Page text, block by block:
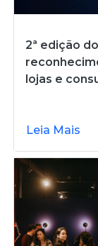
2ª edição
lojas e
Leia Mais